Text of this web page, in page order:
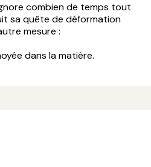
combien de temps tout
sa quête de déformation
mesure :
dans la matière.